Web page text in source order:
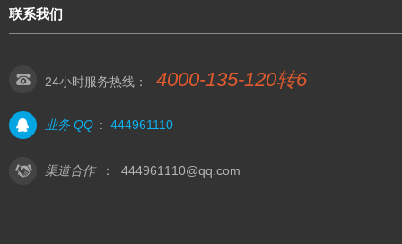
联系我们
24小时服务热线： 4000-135-120转6
业务 QQ : 444961110
渠道合作 ： 444961110@qq.com